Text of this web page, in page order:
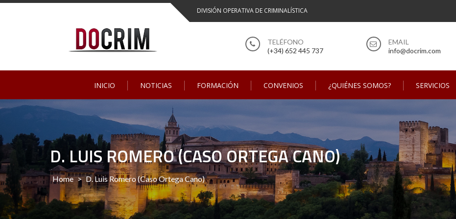
Skip
DIVISIÓN OPERATIVA DE CRIMINALÍSTICA
(+34) 652 445 737 info@docrim.com
INICIO NOTICIAS FORMACIÓN CONVENIOS ¿QUIÉNES SOMOS? SERVICIOS
D. LUIS ROMERO (CASO ORTEGA CANO)
Home > D. Luis Romero (Caso Ortega Cano)